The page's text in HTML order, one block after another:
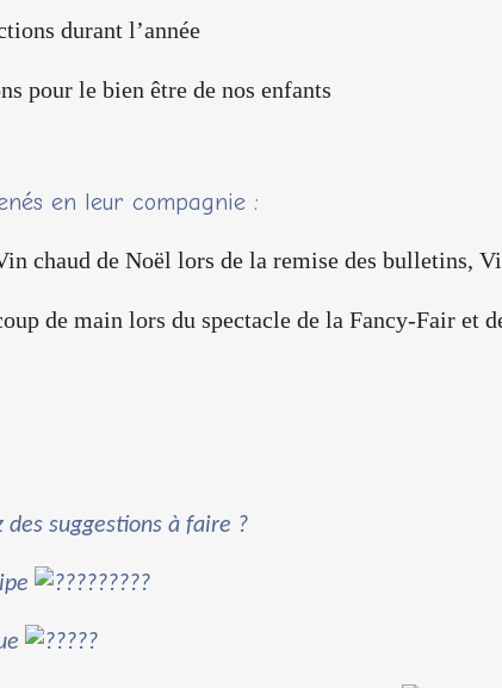
durant l’année
pour le bien être de​ nos enfants
en leur compagnie :
chaud de Noël lors de la remise des bulletins,
de main lors du spectacle de la Fancy-Fair et
des suggestions à faire ?
?
?